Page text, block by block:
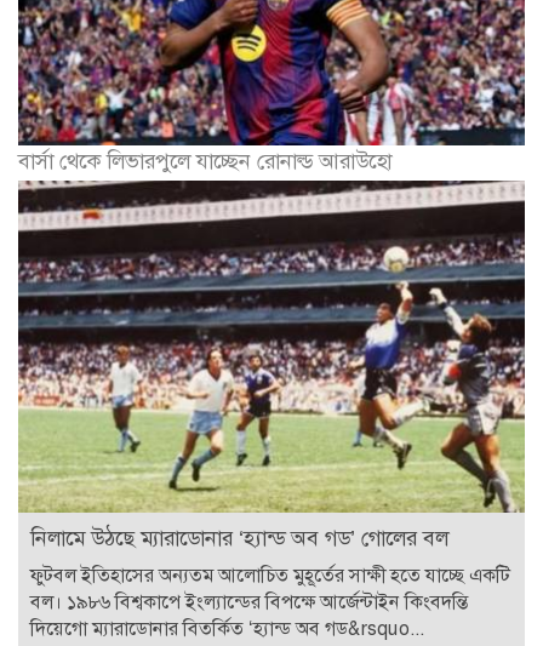
বার্সা থেকে লিভারপুলে যাচ্ছেন রোনাল্ড আরাউহো
নিলামে উঠছে ম্যারাডোনার ‘হ্যান্ড অব গড’ গোলের বল
ফুটবল ইতিহাসের অন্যতম আলোচিত মুহূর্তের সাক্ষী হতে যাচ্ছে একটি
বল। ১৯৮৬ বিশ্বকাপে ইংল্যান্ডের বিপক্ষে আর্জেন্টাইন কিংবদন্তি
দিয়েগো ম্যারাডোনার বিতর্কিত ‘হ্যান্ড অব গড&rsquo...